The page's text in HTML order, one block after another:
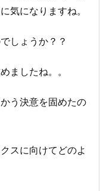
気になりますね。
しょうか？？
ましたね。。
う決意を固めたの
スに向けてどのよ